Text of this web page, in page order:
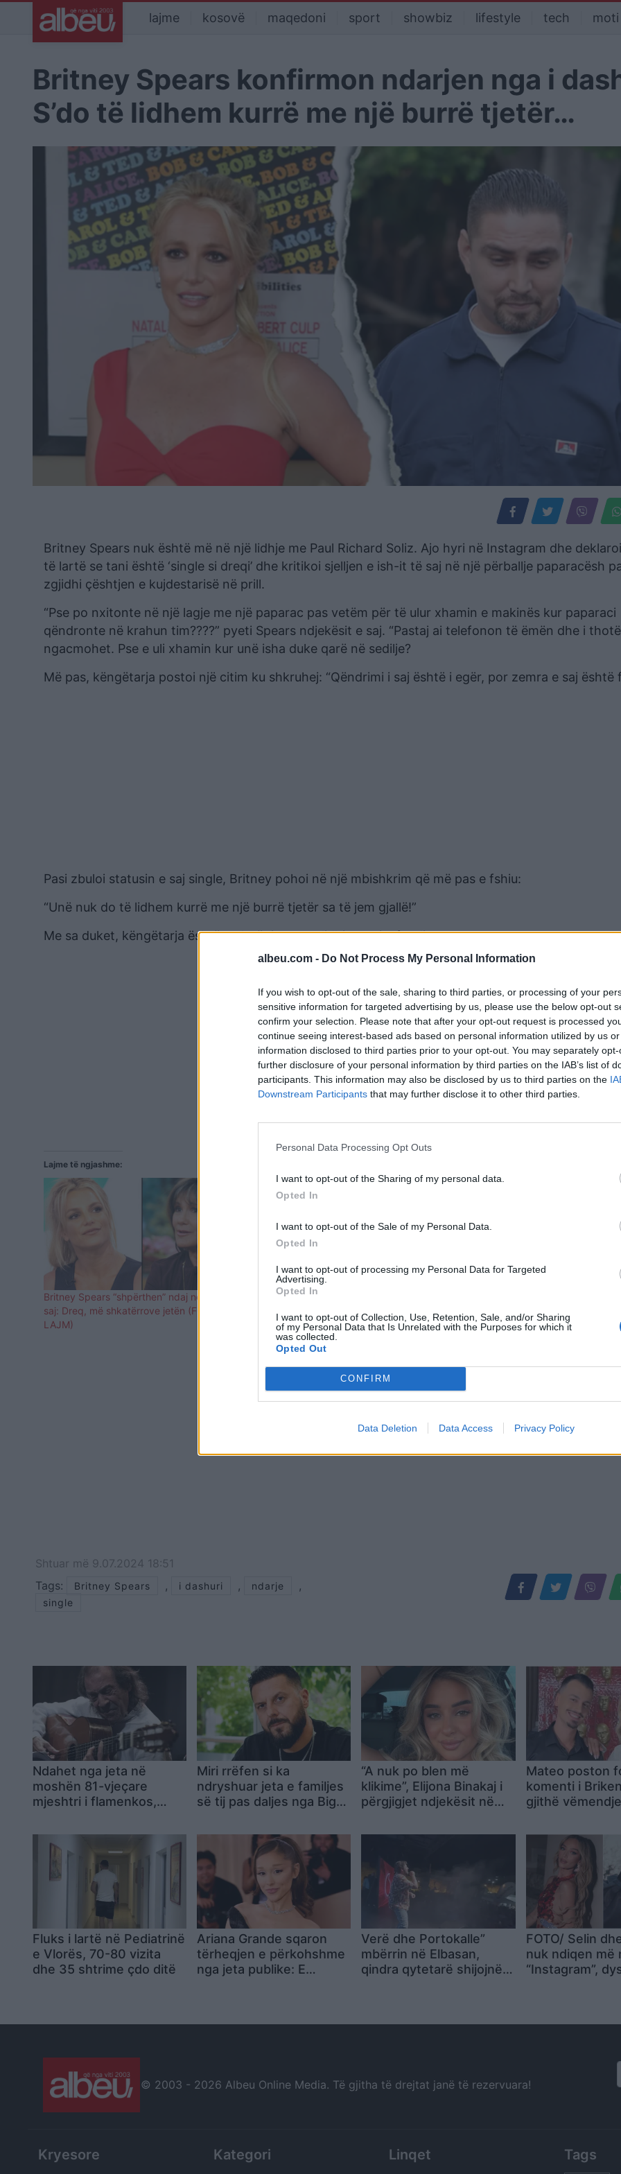
albeu.com - Do Not Process My Personal Information
If you wish to opt-out of the sale, sharing to third parties, or processing of your
sensitive information for targeted advertising by us, please use the below opt-out
confirm your selection. Please note that after your opt-out request is processed
continue seeing interest-based ads based on personal information utilized by us
information disclosed to third parties prior to your opt-out. You may separately
further disclosure of your personal information by third parties on the IAB’s list of
participants. This information may also be disclosed by us to third parties on the
Downstream Participants that may further disclose it to other third parties.
Personal Data Processing Opt Outs
I want to opt-out of the Sharing of my personal data.
Opted In
I want to opt-out of the Sale of my Personal Data.
Opted In
I want to opt-out of processing my Personal Data for Targeted
Advertising.
Opted In
I want to opt-out of Collection, Use, Retention, Sale, and/or Sharing
of my Personal Data that Is Unrelated with the Purposes for which it
was collected.
Opted Out
CONFIRM
Data Deletion Data Access Privacy Policy
lajme kosovë maqedoni sport showbiz lifestyle tech moti
Britney Spears konfirmon ndarjen nga i
S’do të lidhem kurrë me një burrë tjetër…
Britney Spears nuk është më në një lidhje me Paul Richard Soliz. Ajo hyri në Instagram dhe
të lartë se tani është ‘single si dreqi’ dhe kritikoi sjelljen e ish-it të saj në një përballje paparacësh
zgjidhi çështjen e kujdestarisë në prill.
“Pse po nxitonte në një lagje me një paparac pas vetëm për të ulur xhamin e makinës kur paparaci
qëndronte në krahun tim????” pyeti Spears ndjekësit e saj. “Pastaj ai telefonon të ëmën dhe i
ngacmohet. Pse e uli xhamin kur unë isha duke qarë në sedilje?
Më pas, këngëtarja postoi një citim ku shkruhej: “Qëndrimi i saj është i egër, por zemra e saj është
Pasi zbuloi statusin e saj single, Britney pohoi në një mbishkrim që më pas e fshiu:
“Unë nuk do të lidhem kurrë me një burrë tjetër sa të jem gjallë!”
Me sa duket, këngëtarja ëshrë e zhgënjyer nga lidhja e saj e fundit.
Lajme të ngjashme:
Britney Spears “shpërthen” ndaj nënës së
saj: Dreq, më shkatërrove jetën (FOTO
LAJM)
Britney Spears deklaron se vëllai i saj nuk
Shtuar më 9.07.2024 18:51
Tags:
Britney Spears , i dashuri , ndarje ,
single
Ndahet nga jeta në
moshën 81-vjeçare
mjeshtri i flamenkos,
Miri rrëfen si ka
ndryshuar jeta e familjes
së tij pas daljes nga Big
“A nuk po blen më
klikime”, Elijona Binakaj i
përgjigjet ndjekësit në
Mateo poston
komenti i
gjithë
Fluks i lartë në Pediatrinë
e Vlorës, 70-80 vizita
dhe 35 shtrime çdo ditë
Ariana Grande sqaron
tërheqjen e përkohshme
nga jeta publike: E
Verë dhe Portokalle”
mbërrin në Elbasan,
qindra qytetarë shijojnë
FOTO/ Selin
nuk ndiqen më
“Instagram”,
© 2003 - 2026 Albeu Online Media. Të gjitha të drejtat janë të rezervuara!
Kryesore Kategori Linqet Tags